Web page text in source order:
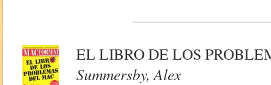
EL LIBRO DE LOS
Summersby, Alex